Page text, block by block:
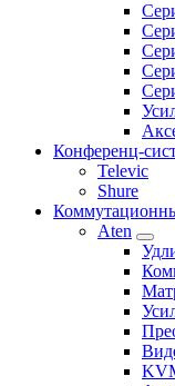
Конференц-
Televic
Shure
Aten